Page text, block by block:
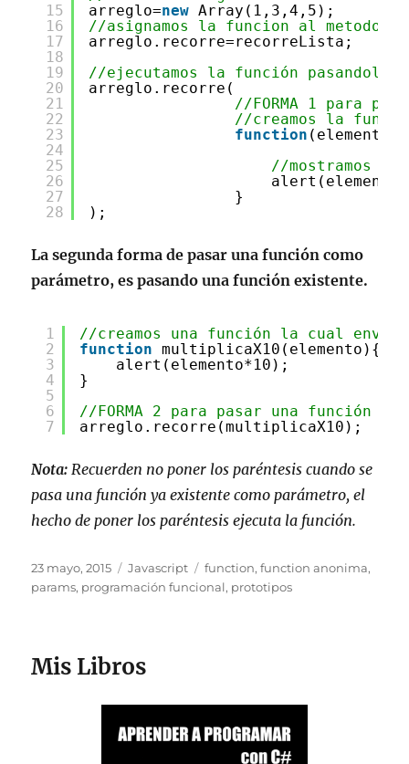
15
16
17
18
19
20
21
22
23
24
25
26
27
28
arreglo=new Array(1,3,4,5);
//asignamos la funcion al metodo
arreglo.recorre=recorreLista;
//ejecutamos la función pasandole
arreglo.recorre(
//FORMA 1 para
//creamos la
function (elemento){
//mostramos el
alert(elemento)
}
);
La segunda forma de pasar una función como
parámetro, es pasando una función existente.
1
2
3
4
5
6
7
//creamos una función la cual
function
multiplicaX10(elemento){
alert(elemento*10);
}
//FORMA 2 para pasar una función
arreglo.recorre(multiplicaX10);
Nota:Recuerden no poner los paréntesis cuando se
pasa una función ya existente como parámetro, el
hecho de poner los paréntesis ejecuta la función.
Publicado
el
23 mayo, 2015 Categorías
Javascript Etiquetas
function,function anonima,
params, programación funcional, prototipos
Mis Libros